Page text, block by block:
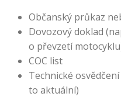
Občanský průkaz
Dovozový doklad
o převzetí
COC list
Technické
to aktuální)